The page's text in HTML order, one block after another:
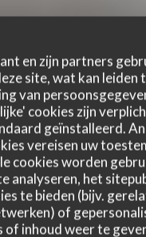
en zijn partners
site, wat kan leiden
van
cookies zijn
geïnstalleerd.
vereisen uw
cookies worden
analyseren, het
te bieden (bijv.
of
inhoud weer te